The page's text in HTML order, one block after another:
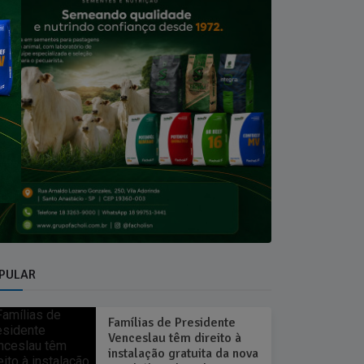
Famílias de Presidente
Venceslau têm direito à
instalação gratuita da nova